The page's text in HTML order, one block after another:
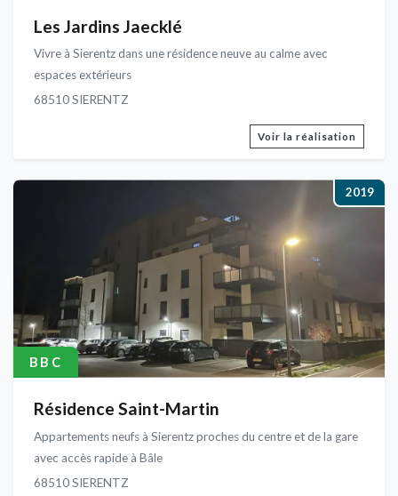
Les Jardins Jaecklé
Vivre à Sierentz dans une résidence neuve au calme avec
espaces extérieurs
68510 SIERENTZ
Voir la réalisation
2019
BBC
Résidence Saint-Martin
Appartements neufs à Sierentz proches du centre et de la gare
avec accès rapide à Bâle
68510 SIERENTZ